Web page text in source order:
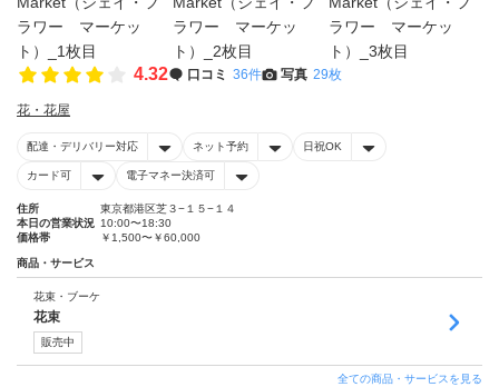
4.32 口コミ 36件 写真 29枚
花・花屋
配達・デリバリー対応 ネット予約 日祝OK
カード可 電子マネー決済可
住所
東京都港区芝３−１５−１４
本日の営業状況 10:00〜18:30
価格帯
￥1,500〜￥60,000
商品・サービス
花束・ブーケ
花束
販売中
全ての商品・サービスを見る